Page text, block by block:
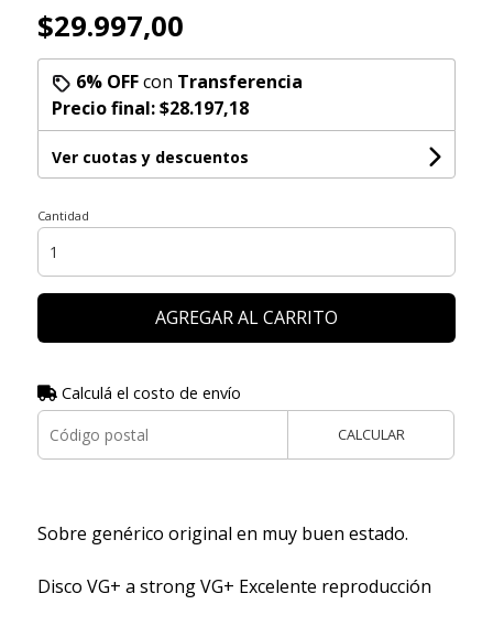
$29.997,00
6% OFFcon Transferencia
Precio final:$28.197,18
Ver cuotas y descuentos
Cantidad
AGREGAR AL CARRITO
Calculá el costo de envío
CALCULAR
Sobre genérico original en muy buen estado.
Disco VG+ a strong VG+ Excelente reproducción